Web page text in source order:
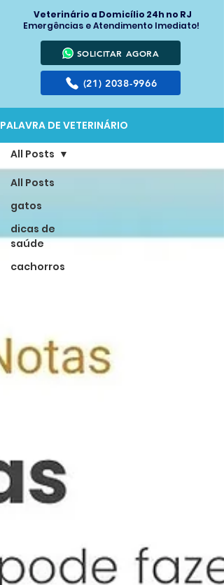
Veterinário a Domicílio 24h no RJ
Emergências e Atendimento Imediato!
SOLICITAR AGORA
(21) 2038-9966
PALAVRA DE VETERINÁRIO
All Posts
gatos
dicas de
saúde
cachorros
All Posts